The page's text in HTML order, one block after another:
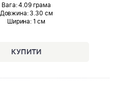
Вага: 4.09 грама
Довжина:3.30 см
Ширина: 1 см